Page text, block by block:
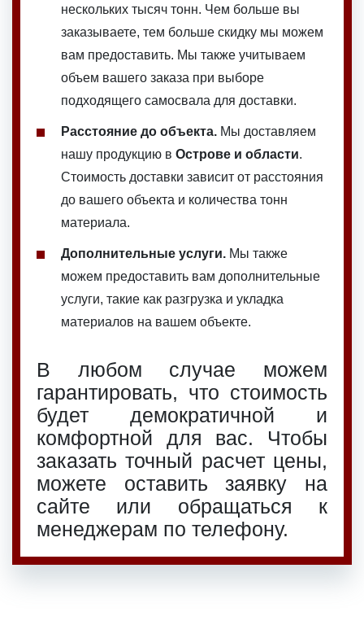
нескольких тысяч тонн. Чем больше вы
заказываете, тем больше скидку мы можем
вам предоставить. Мы также учитываем
объем вашего заказа при выборе
подходящего самосвала для доставки.
Расстояние до объекта. Мы доставляем
нашу продукцию в Острове и области.
Стоимость доставки зависит от расстояния
до вашего объекта и количества тонн
материала.
Дополнительные услуги. Мы также
можем предоставить вам дополнительные
услуги, такие как разгрузка и укладка
материалов на вашем объекте.
В любом случае можем
гарантировать, что стоимость
будет демократичной и
комфортной для вас. Чтобы
заказать точный расчет цены,
можете оставить заявку на
сайте или обращаться к
менеджерам по телефону.